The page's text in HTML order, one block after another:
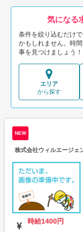
気になる
条件を絞り込むだけ
かもしれません。時
事を見つけましょう！
エリア
から探す
NEW
株式会社ウィルエージェ
時給1400円